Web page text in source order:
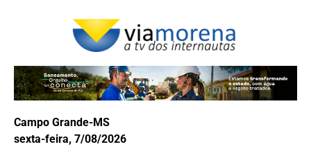
Campo Grande-MS
sexta-feira, 7/08/2026